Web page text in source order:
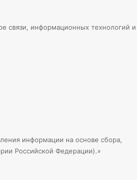
связи, информационных технологий и
информации на основе сбора,
Российской Федерации).»